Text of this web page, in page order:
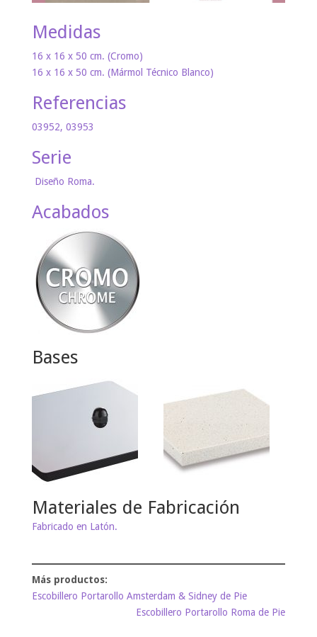
Medidas
16 x 16 x 50 cm. (Cromo)
16 x 16 x 50 cm. (Mármol Técnico Blanco)
Referencias
03952, 03953
Serie
Diseño Roma.
Acabados
Bases
Materiales de Fabricación
Fabricado en Latón.
Escobillero Portarollo Amsterdam & Sidney de Pie
Escobillero Portarollo Roma de Pie